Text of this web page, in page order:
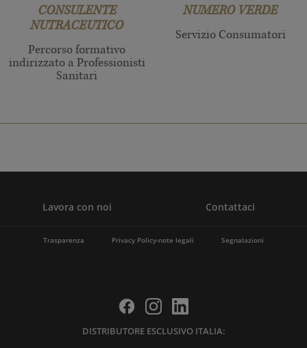
CONSULENTE
NUTRACEUTICO
Percorso formativo
indirizzato a Professionisti
Sanitari
NUMERO VERDE
Servizio Consumatori
Lavora con noi Contattaci
Trasparenza Privacy Policy-note legali Segnalazioni
DISTRIBUTORE ESCLUSIVO ITALIA: